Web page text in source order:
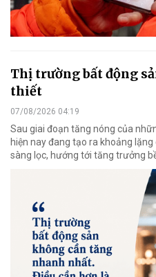
Thị trường bất động
thiết
07/08/2026 04:19
Sau giai đoạn tăng nóng của
hiện nay đang tạo ra khoảng
sàng lọc, hướng tới tăng trưởng